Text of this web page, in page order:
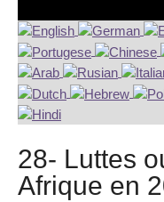
28- Luttes
Afrique en